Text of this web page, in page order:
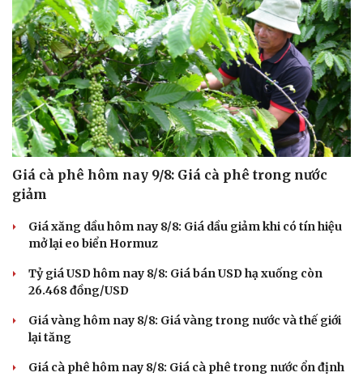
Giá cà phê hôm nay 9/8: Giá cà phê trong nước
giảm
Giá xăng dầu hôm nay 8/8: Giá dầu giảm khi có tín hiệu
mở lại eo biển Hormuz
Tỷ giá USD hôm nay 8/8: Giá bán USD hạ xuống còn
26.468 đồng/USD
Giá vàng hôm nay 8/8: Giá vàng trong nước và thế giới
lại tăng
Giá cà phê hôm nay 8/8: Giá cà phê trong nước ổn định